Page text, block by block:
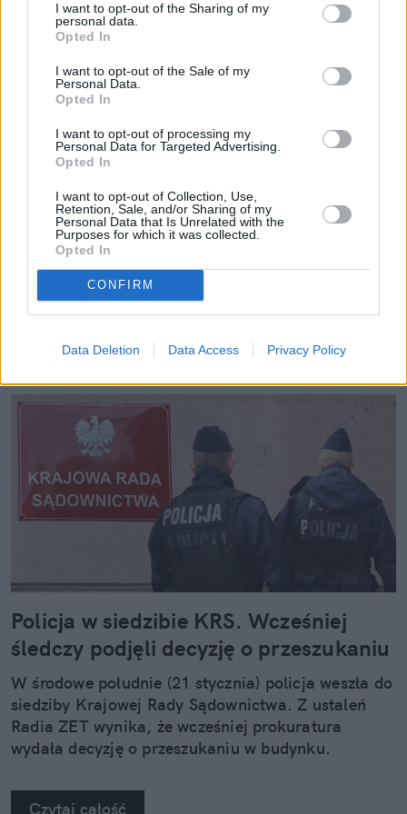
I want to opt-out of the Sharing of my
personal data.
Opted In
I want to opt-out of the Sale of my
Personal Data.
Opted In
I want to opt-out of processing my
Personal Data for Targeted Advertising.
Opted In
I want to opt-out of Collection, Use,
Retention, Sale, and/or Sharing of my
Personal Data that Is Unrelated with the
Purposes for which it was collected.
Opted In
CONFIRM
Data Deletion Data Access Privacy Policy
Policja w siedzibie KRS. Wcześniej
śledczy podjęli decyzję o przeszukaniu
W środowe południe (21 stycznia) policja weszła do
siedziby Krajowej Rady Sądownictwa. Z ustaleń
Radia ZET wynika, że wcześniej prokuratura
wydała decyzję o przeszukaniu w budynku.
Czytaj całość